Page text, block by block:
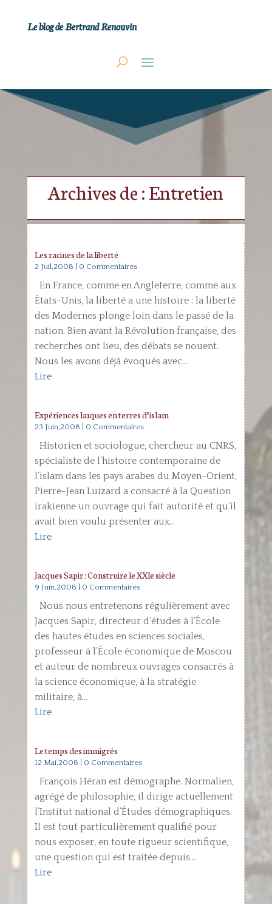
Le blog de Bertrand Renouvin
Archives de : Entretien
Les racines de la liberté
2 Juil,2008 | 0 Commentaires
En France, comme en Angleterre, comme aux
États-Unis, la liberté a une histoire : la liberté
des Modernes plonge loin dans le passé de la
nation. Bien avant la Révolution française, des
recherches ont lieu, des débats se nouent.
Nous les avons déjà évoqués avec...
Lire
Expériences laïques en terres d’islam
23 Juin,2008 | 0 Commentaires
Historien et sociologue, chercheur au CNRS,
spécialiste de l’histoire contemporaine de
l’islam dans les pays arabes du Moyen-Orient,
Pierre-Jean Luizard a consacré à la Question
irakienne un ouvrage qui fait autorité et qu’il
avait bien voulu présenter aux...
Lire
Jacques Sapir : Construire le XXIe siècle
9 Juin,2008 | 0 Commentaires
Nous nous entretenons régulièrement avec
Jacques Sapir, directeur d’études à l’École
des hautes études en sciences sociales,
professeur à l’École économique de Moscou
et auteur de nombreux ouvrages consacrés à
la science économique, à la stratégie
militaire, à...
Lire
Le temps des immigrés
12 Mai,2008 | 0 Commentaires
François Héran est démographe. Normalien,
agrégé de philosophie, il dirige actuellement
l’Institut national d’Études démographiques.
Il est tout particulièrement qualifié pour
nous exposer, en toute rigueur scientifique,
une question qui est traitée depuis...
Lire